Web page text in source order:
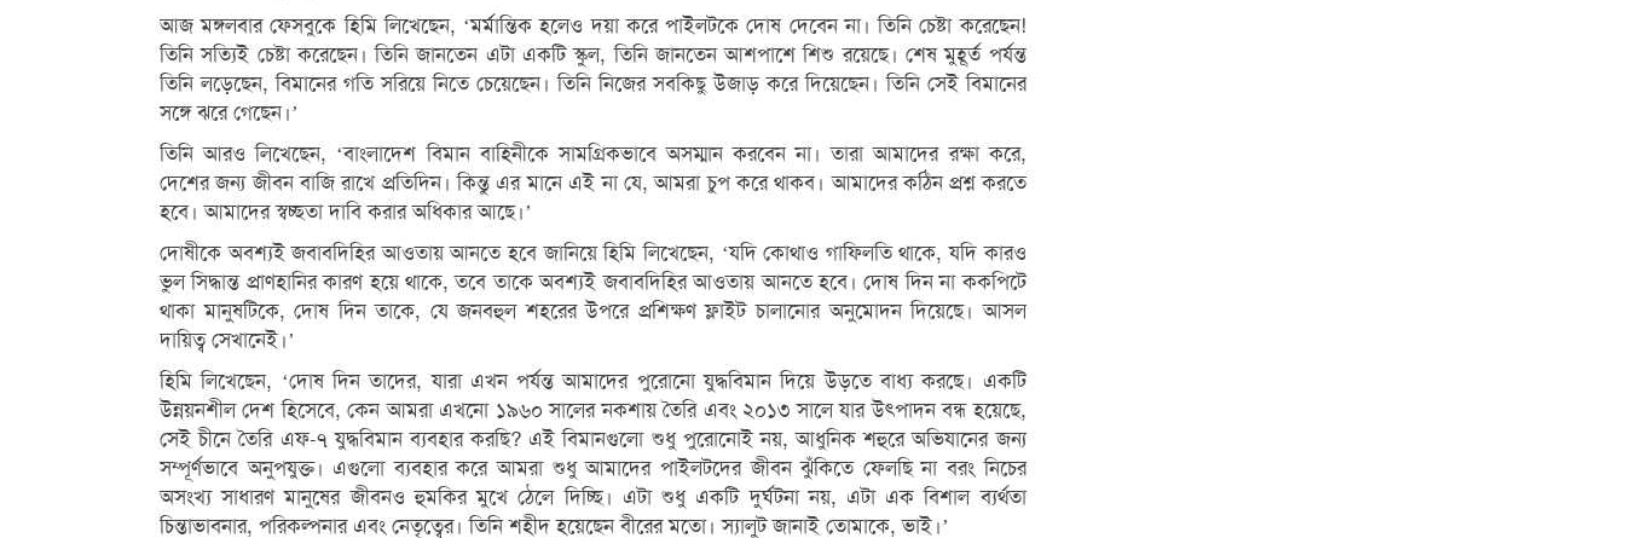
আজ মঙ্গলবার ফেসবুকে হিমি লিখেছেন, ‘মর্মান্তিক হলেও দয়া করে পাইলটকে দোষ দেবেন না। তিনি চেষ্টা করেছেন!
তিনি সত্যিই চেষ্টা করেছেন। তিনি জানতেন এটা একটি স্কুল, তিনি জানতেন আশপাশে শিশু রয়েছে। শেষ মুহূর্ত পর্যন্ত
তিনি লড়েছেন, বিমানের গতি সরিয়ে নিতে চেয়েছেন। তিনি নিজের সবকিছু উজাড় করে দিয়েছেন। তিনি সেই বিমানের
সঙ্গে ঝরে গেছেন।’
তিনি আরও লিখেছেন, ‘বাংলাদেশ বিমান বাহিনীকে সামগ্রিকভাবে অসম্মান করবেন না। তারা আমাদের রক্ষা করে,
দেশের জন্য জীবন বাজি রাখে প্রতিদিন। কিন্তু এর মানে এই না যে, আমরা চুপ করে থাকব। আমাদের কঠিন প্রশ্ন করতে
হবে। আমাদের স্বচ্ছতা দাবি করার অধিকার আছে।’
দোষীকে অবশ্যই জবাবদিহির আওতায় আনতে হবে জানিয়ে হিমি লিখেছেন, ‘যদি কোথাও গাফিলতি থাকে, যদি কারও
ভুল সিদ্ধান্ত প্রাণহানির কারণ হয়ে থাকে, তবে তাকে অবশ্যই জবাবদিহির আওতায় আনতে হবে। দোষ দিন না ককপিটে
থাকা মানুষটিকে, দোষ দিন তাকে, যে জনবহুল শহরের উপরে প্রশিক্ষণ ফ্লাইট চালানোর অনুমোদন দিয়েছে। আসল
দায়িত্ব সেখানেই।’
হিমি লিখেছেন, ‘দোষ দিন তাদের, যারা এখন পর্যন্ত আমাদের পুরোনো যুদ্ধবিমান দিয়ে উড়তে বাধ্য করছে। একটি
উন্নয়নশীল দেশ হিসেবে, কেন আমরা এখনো ১৯৬০ সালের নকশায় তৈরি এবং ২০১৩ সালে যার উৎপাদন বন্ধ হয়েছে,
সেই চীনে তৈরি এফ-৭ যুদ্ধবিমান ব্যবহার করছি? এই বিমানগুলো শুধু পুরোনোই নয়, আধুনিক শহুরে অভিযানের জন্য
সম্পূর্ণভাবে অনুপযুক্ত। এগুলো ব্যবহার করে আমরা শুধু আমাদের পাইলটদের জীবন ঝুঁকিতে ফেলছি না বরং নিচের
অসংখ্য সাধারণ মানুষের জীবনও হুমকির মুখে ঠেলে দিচ্ছি। এটা শুধু একটি দুর্ঘটনা নয়, এটা এক বিশাল ব্যর্থতা
চিন্তাভাবনার, পরিকল্পনার এবং নেতৃত্বের। তিনি শহীদ হয়েছেন বীরের মতো। স্যালুট জানাই তোমাকে, ভাই।’